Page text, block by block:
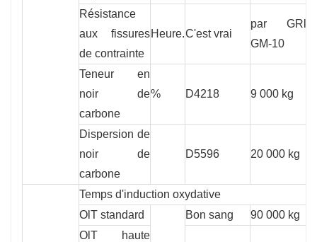
Résistance
aux fissures
de contrainte
Heure.C'est vrai
par GRl
GM-10
Teneur en
noir de
carbone
% D4218 9 000 kg
Dispersion de
noir de
carbone
D5596 20 000 kg
Temps d'induction oxydative
OlT standard
Bon sang 90 000 kg
OlT haute